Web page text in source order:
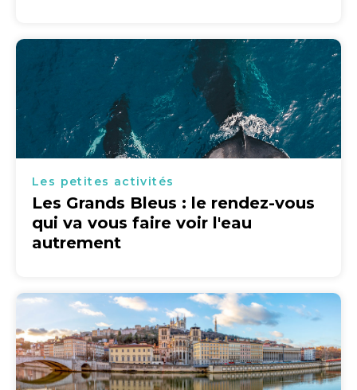
Les petites activités
Les Grands Bleus : le rendez-vous
qui va vous faire voir l'eau
autrement